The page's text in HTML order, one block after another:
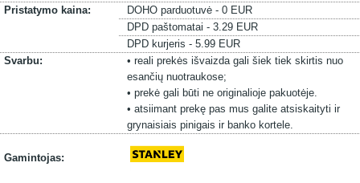
Pristatymo kaina:
DOHO parduotuvė - 0 EUR
DPD paštomatai - 3.29 EUR
DPD kurjeris - 5.99 EUR
Svarbu:
• reali prekės išvaizda gali šiek tiek skirtis nuo
esančių nuotraukose;
• prekė gali būti ne originalioje pakuotėje.
• atsiimant prekę pas mus galite atsiskaityti ir
grynaisiais pinigais ir banko kortele.
Gamintojas: